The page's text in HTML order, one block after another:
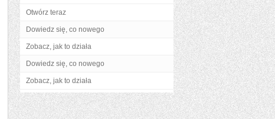
Otwórz teraz
Dowiedz się, co nowego
Zobacz, jak to działa
Dowiedz się, co nowego
Zobacz, jak to działa